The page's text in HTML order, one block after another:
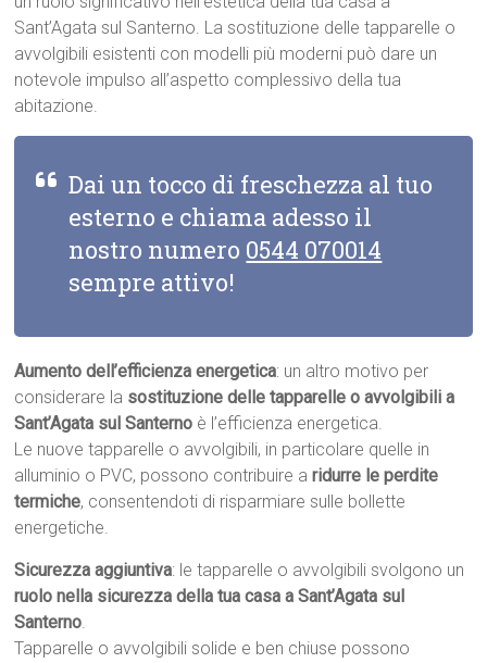
Sant’Agata sul Santerno. La sostituzione delle tapparelle o
avvolgibili esistenti con modelli più moderni può dare un
notevole impulso all’aspetto complessivo della tua
abitazione.
Dai un tocco di freschezza al tuo
esterno e chiama adesso il
nostro numero 0544 070014
sempre attivo!
Aumento dell’efficienza energetica: un altro motivo per
considerare la sostituzione delle tapparelle o avvolgibili a
Sant’Agata sul Santerno è l’efficienza energetica.
Le nuove tapparelle o avvolgibili, in particolare quelle in
alluminio o PVC, possono contribuire aridurre le perdite
termiche, consentendoti di risparmiare sulle bollette
energetiche.
Sicurezza aggiuntiva: le tapparelle o avvolgibili svolgono un
ruolo nella sicurezza della tua casa a Sant’Agata sul
Santerno.
Tapparelle o avvolgibili solide e ben chiuse possono